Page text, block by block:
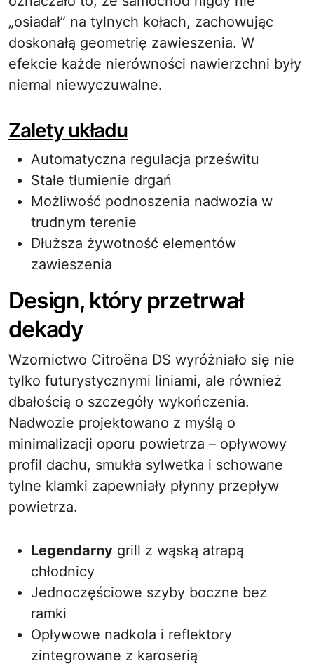
„osiadał” na tylnych kołach, zachowując
doskonałą geometrię zawieszenia. W
efekcie każde nierówności nawierzchni były
niemal niewyczuwalne.
Zalety układu
Automatyczna regulacja prześwitu
Stałe tłumienie drgań
Możliwość podnoszenia nadwozia w
trudnym terenie
Dłuższa żywotność elementów
zawieszenia
Design, który przetrwał
dekady
Wzornictwo Citroëna DS wyróżniało się nie
tylko futurystycznymi liniami, ale również
dbałością o szczegóły wykończenia.
Nadwozie projektowano z myślą o
minimalizacji oporu powietrza – opływowy
profil dachu, smukła sylwetka i schowane
tylne klamki zapewniały płynny przepływ
powietrza.
Legendarny grill z wąską atrapą
chłodnicy
Jednoczęściowe szyby boczne bez
ramki
Opływowe nadkola i reflektory
zintegrowane z karoserią